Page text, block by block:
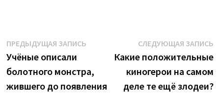
Навигация
по
записям
ПРЕДЫДУЩАЯ ЗАПИСЬПредыдущая
Учёные описали
болотного монстра,
жившего до появления
СЛЕДУЮЩАЯ ЗАПИСЬ
Какие положительные
киногерои на самом
деле те ещё злодеи?